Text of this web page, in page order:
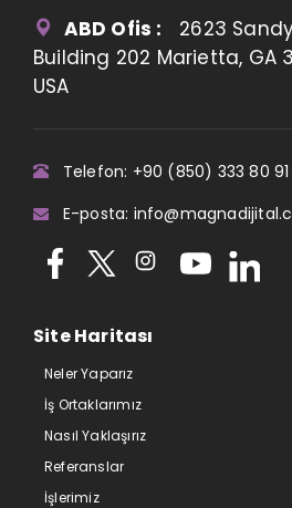
ABD Ofis : 2623
Building 202 Marietta, GA
USA
Telefon: +90 (850) 333 80 91
E-posta:
Site Haritası
Neler Yaparız
İş Ortaklarımız
Nasıl Yaklaşırız
Referanslar
İşlerimiz